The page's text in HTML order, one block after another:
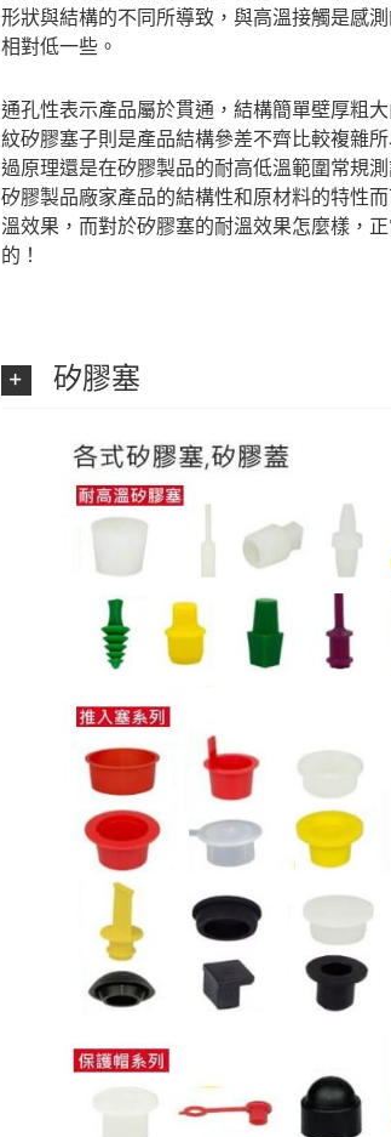
形狀與結構的不同所導致，與高溫接觸是感
相對低一些。
通孔性表示產品屬於貫通，結構簡單壁厚粗
紋矽膠塞子則是產品結構參差不齊比較複雜
過原理還是在矽膠製品的耐高低溫範圍常規
矽膠製品廠家產品的結構性和原材料的特性
溫效果，而對於矽膠塞的耐溫效果怎麼樣，
的！
矽膠塞